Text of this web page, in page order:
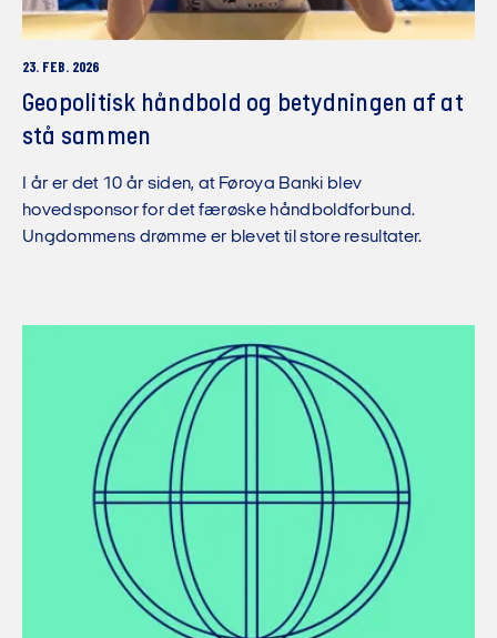
23. FEB. 2026
Geopolitisk håndbold og betydningen af at
stå sammen
I år er det 10 år siden, at Føroya Banki blev
hovedsponsor for det færøske håndboldforbund.
Ungdommens drømme er blevet til store resultater.